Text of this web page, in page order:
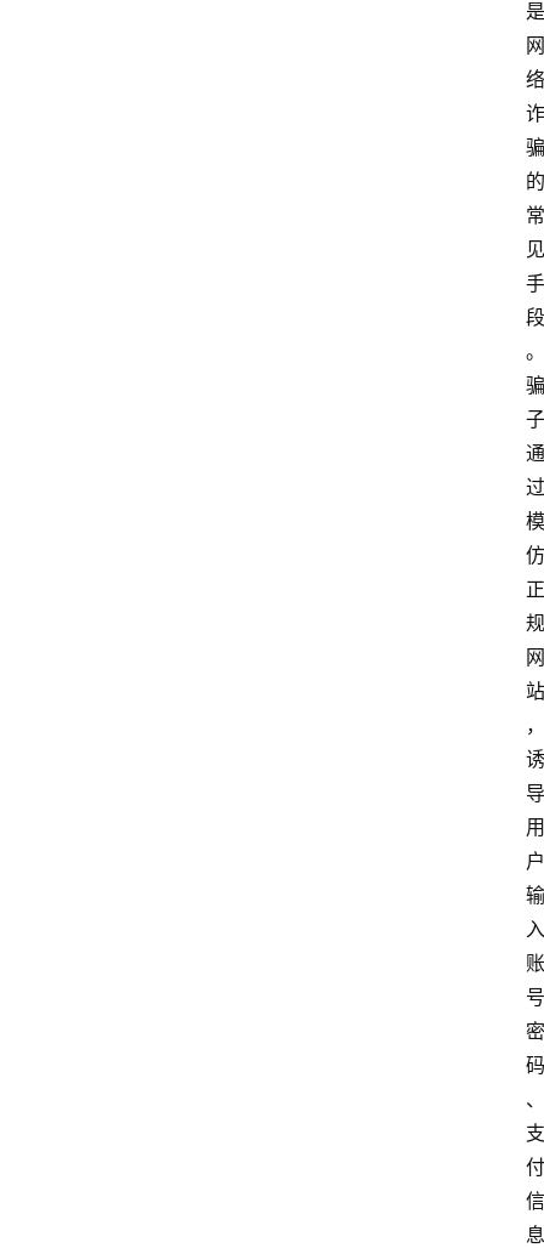
是
网
络
诈
骗
的
常
见
手
段
。
骗
子
通
过
模
仿
正
规
网
站
，
诱
导
用
户
输
入
账
号
密
码
、
支
付
信
息